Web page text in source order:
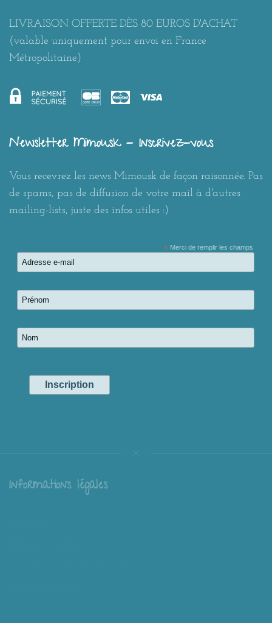
LIVRAISON OFFERTE DÈS 80 EUROS D'ACHAT
(valable uniquement pour envoi en France
Métropolitaine)
Newsletter Mimousk - Inscrivez-vous
Vous recevrez les news Mimousk de façon raisonnée. Pas
de spams, pas de diffusion de votre mail à d'autres
mailing-lists, juste des infos utiles :)
*Merci de remplir les champs
Informations légales